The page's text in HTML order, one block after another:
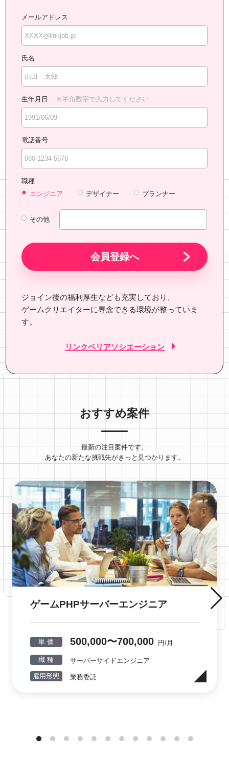
メールアドレス
氏名
生年月日 ※半角数字で入力してください
電話番号
職種
エンジニア
デザイナー プランナー
その他
ジョイン後の福利厚生なども充実しており、
ゲームクリエイターに専念できる環境が整っていま
す。
リンクベリアソシエーション
おすすめ案件
最新の注目案件です。
あなたの新たな挑戦先がきっと見つかります。
ゲームPHPサーバーエンジニア
単 価 500,000〜700,000 円/月
職 種
サーバーサイドエンジニア
雇用形態
業務委託